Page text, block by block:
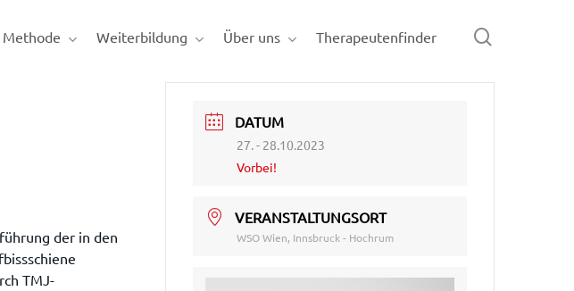
Methode Weiterbildung Über uns Therapeutenfinder
der in den
TMJ-
DATUM
27. - 28.10.2023
Vorbei!
VERANSTALTUNGSORT
WSO Wien, Innsbruck - Hochrum